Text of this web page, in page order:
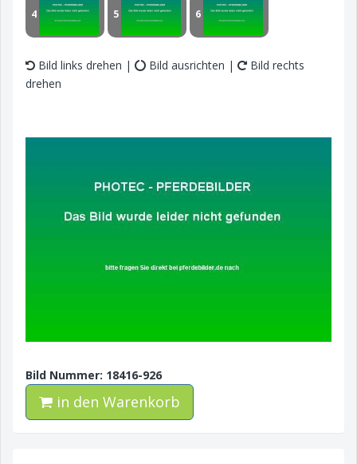
4 5 6
Bild links drehen | Bild ausrichten |
Bild rechts
drehen
Bild Nummer: 18416-926
in den Warenkorb